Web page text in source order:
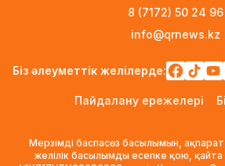
кезінде қаза тапты
Трамп АҚШ-та туғандарға
Қыркүйектен бастап көлік
8 (7172) 50 24 96
info@qrnews.kz
Біз әлеуметтік желілерде:
Пайдалану ережелері
Мерзімді баспасөз басылымын,
желілік басылымды есепке қою,